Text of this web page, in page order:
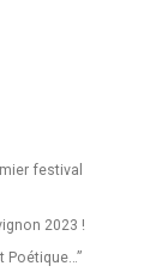
festival
2023 !
Poétique…”